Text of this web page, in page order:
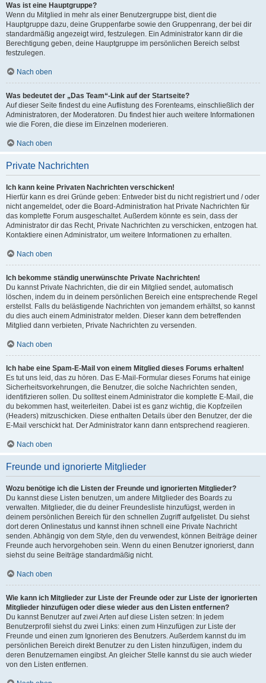
Was ist eine Hauptgruppe?
Wenn du Mitglied in mehr als einer Benutzergruppe bist, dient die
Hauptgruppe dazu, deine Gruppenfarbe sowie den Gruppenrang, der bei dir
standardmäßig angezeigt wird, festzulegen. Ein Administrator kann dir die
Berechtigung geben, deine Hauptgruppe im persönlichen Bereich selbst
festzulegen.
Nach oben
Was bedeutet der „Das Team“-Link auf der Startseite?
Auf dieser Seite findest du eine Auflistung des Forenteams, einschließlich der
Administratoren, der Moderatoren. Du findest hier auch weitere Informationen
wie die Foren, die diese im Einzelnen moderieren.
Nach oben
Private Nachrichten
Ich kann keine Privaten Nachrichten verschicken!
Hierfür kann es drei Gründe geben: Entweder bist du nicht registriert und / oder
nicht angemeldet, oder die Board-Administration hat Private Nachrichten für
das komplette Forum ausgeschaltet. Außerdem könnte es sein, dass der
Administrator dir das Recht, Private Nachrichten zu verschicken, entzogen hat.
Kontaktiere einen Administrator, um weitere Informationen zu erhalten.
Nach oben
Ich bekomme ständig unerwünschte Private Nachrichten!
Du kannst Private Nachrichten, die dir ein Mitglied sendet, automatisch
löschen, indem du in deinem persönlichen Bereich eine entsprechende Regel
erstellst. Falls du belästigende Nachrichten von jemandem erhältst, so kannst
du dies auch einem Administrator melden. Dieser kann dem betreffenden
Mitglied dann verbieten, Private Nachrichten zu versenden.
Nach oben
Ich habe eine Spam-E-Mail von einem Mitglied dieses Forums erhalten!
Es tut uns leid, das zu hören. Das E-Mail-Formular dieses Forums hat einige
Sicherheitsvorkehrungen, die Benutzer, die solche Nachrichten senden,
identifizieren sollen. Du solltest einem Administrator die komplette E-Mail, die
du bekommen hast, weiterleiten. Dabei ist es ganz wichtig, die Kopfzeilen
(Headers) mitzuschicken. Diese enthalten Details über den Benutzer, der die
E-Mail verschickt hat. Der Administrator kann dann entsprechend reagieren.
Nach oben
Freunde und ignorierte Mitglieder
Wozu benötige ich die Listen der Freunde und ignorierten Mitglieder?
Du kannst diese Listen benutzen, um andere Mitglieder des Boards zu
verwalten. Mitglieder, die du deiner Freundesliste hinzufügst, werden in
deinem persönlichen Bereich für den schnellen Zugriff aufgelistet. Du siehst
dort deren Onlinestatus und kannst ihnen schnell eine Private Nachricht
senden. Abhängig von dem Style, den du verwendest, können Beiträge deiner
Freunde auch hervorgehoben sein. Wenn du einen Benutzer ignorierst, dann
siehst du seine Beiträge standardmäßig nicht.
Nach oben
Wie kann ich Mitglieder zur Liste der Freunde oder zur Liste der ignorierten
Mitglieder hinzufügen oder diese wieder aus den Listen entfernen?
Du kannst Benutzer auf zwei Arten auf diese Listen setzen: In jedem
Benutzerprofil siehst du zwei Links: einen zum Hinzufügen zur Liste der
Freunde und einen zum Ignorieren des Benutzers. Außerdem kannst du im
persönlichen Bereich direkt Benutzer zu den Listen hinzufügen, indem du
deren Benutzernamen eingibst. An gleicher Stelle kannst du sie auch wieder
von den Listen entfernen.